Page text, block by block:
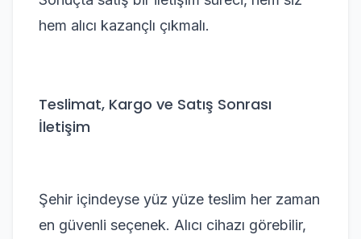
hem alıcı kazançlı çıkmalı.
Teslimat, Kargo ve Satış Sonrası
İletişim
Şehir içindeyse yüz yüze teslim her zaman
en güvenli seçenek. Alıcı cihazı görebilir,